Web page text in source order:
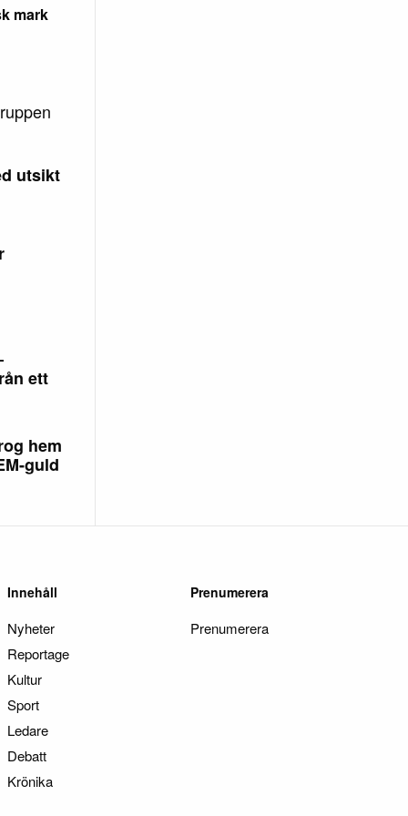
mark
utsikt
ett
hem
guld
Innehåll
Nyheter
Reportage
Kultur
Sport
Ledare
Debatt
Krönika
Prenumerera
Prenumerera